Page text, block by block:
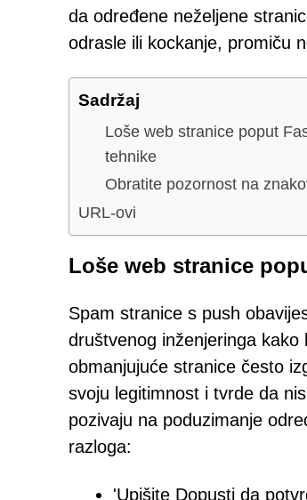
da određene neželjene
odrasle ili kockanje, promiču
Sadržaj
Loše web stranice poput
tehnike
Obratite pozornost na
URL-ovi
Loše web stranice
Spam stranice s push
društvenog inženjeringa
obmanjujuće stranice često
svoju legitimnost i tvrde da
pozivaju na poduzimanje
razloga:
'Upišite Dopusti da